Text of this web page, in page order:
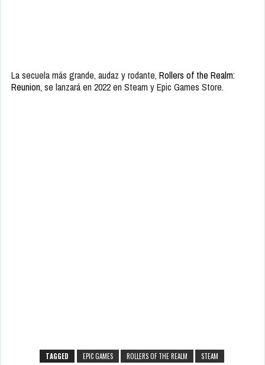
La secuela más grande, audaz y rodante, Rollers of the Realm:
Reunion, se lanzará en 2022 en Steam y Epic Games Store.
TAGGED EPIC GAMES ROLLERS OF THE REALM STEAM